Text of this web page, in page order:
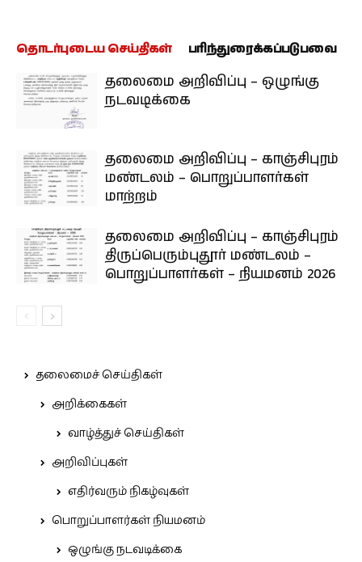
தொடர்புடைய செய்திகள் பரிந்துரைக்கப்படுபவை
தலைமை அறிவிப்பு – ஒழுங்கு
நடவடிக்கை
தலைமை அறிவிப்பு – காஞ்சிபுரம்
மண்டலம் – பொறுப்பாளர்கள்
மாற்றம்
தலைமை அறிவிப்பு – காஞ்சிபுரம்
திருப்பெரும்புதூர் மண்டலம் –
பொறுப்பாளர்கள் – நியமனம் 2026
தலைமைச் செய்திகள்
அறிக்கைகள்
வாழ்த்துச் செய்திகள்
அறிவிப்புகள்
எதிர்வரும் நிகழ்வுகள்
பொறுப்பாளர்கள் நியமனம்
ஒழுங்கு நடவடிக்கை